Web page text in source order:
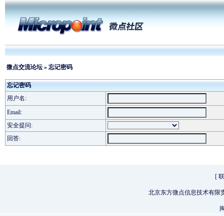
微点交流论坛 » 忘记密码
忘记密码
用户名:
Email:
安全提问:
回答:
[
北京东方微点信息技术有限